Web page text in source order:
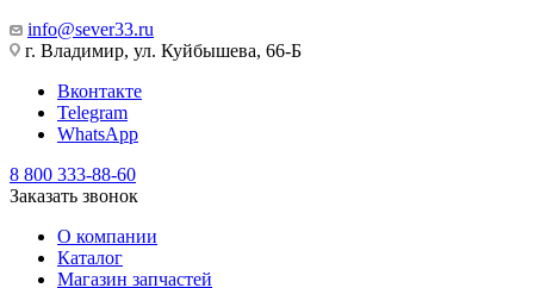
info@sever33.ru
г. Владимир, ул. Куйбышева, 66-Б
Вконтакте
Telegram
WhatsApp
8 800 333-88-60
Заказать звонок
О компании
Каталог
Магазин запчастей